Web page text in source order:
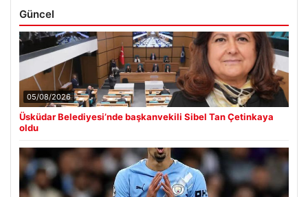
Güncel
05/08/2026
Üsküdar Belediyesi’nde başkanvekili Sibel Tan Çetinkaya
oldu